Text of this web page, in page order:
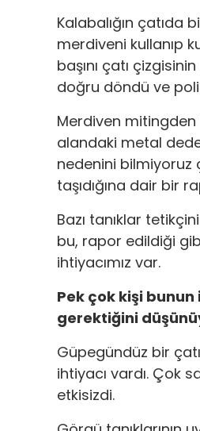
Kalabalığın çatıda
merdiveni kullanıp
başını çatı
doğru döndü ve
Merdiven
alandaki metal
nedenini bilmiyoruz
taşıdığına dair bir
Bazı tanıklar
bu, rapor edildiği
ihtiyacımız var.
Pek çok kişi
gerektiğini
Güpegündüz bir
ihtiyacı vardı. Çok
etkisizdi.